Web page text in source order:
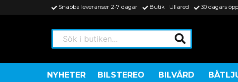
Snabba leveranser 2-7 dagar Butik i Ullared 30 dagars
Sök i butiken...
NYHETER BILSTEREO BILVÅRD